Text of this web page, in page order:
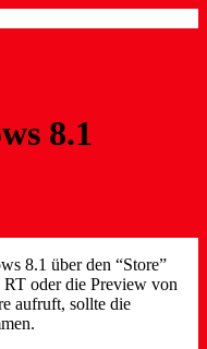
8.1
8.1 über den “Store”
oder die Preview von
aufruft, sollte die